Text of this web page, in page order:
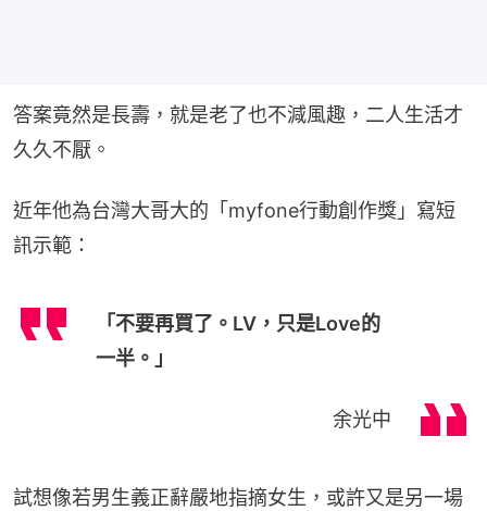
答案竟然是長壽，就是老了也不減風趣，二人生活才
久久不厭。
近年他為台灣大哥大的「myfone行動創作獎」寫短
訊示範：
「不要再買了。LV，只是Love的
一半。」
余光中
試想像若男生義正辭嚴地指摘女生，或許又是另一場